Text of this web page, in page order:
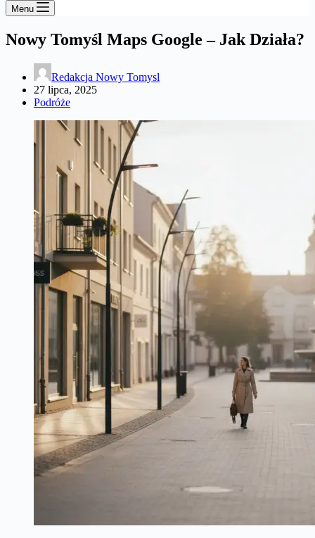
Menu
Nowy Tomyśl Maps Google – Jak Działa?
Redakcja Nowy Tomysl
27 lipca, 2025
Podróże